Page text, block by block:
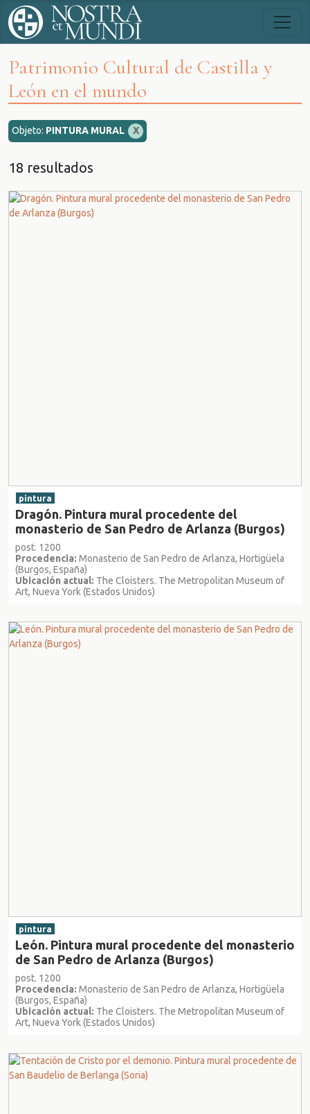
Patrimonio Cultural de Castilla y
León en el mundo
Objeto: PINTURA MURAL X
18 resultados
pintura
Dragón. Pintura mural procedente del
monasterio de San Pedro de Arlanza (Burgos)
post. 1200
Procedencia: Monasterio de San Pedro de Arlanza, Hortigüela
(Burgos, España)
Ubicación actual: The Cloisters. The Metropolitan Museum of
Art, Nueva York (Estados Unidos)
pintura
León. Pintura mural procedente del monasterio
de San Pedro de Arlanza (Burgos)
post. 1200
Procedencia: Monasterio de San Pedro de Arlanza, Hortigüela
(Burgos, España)
Ubicación actual: The Cloisters. The Metropolitan Museum of
Art, Nueva York (Estados Unidos)